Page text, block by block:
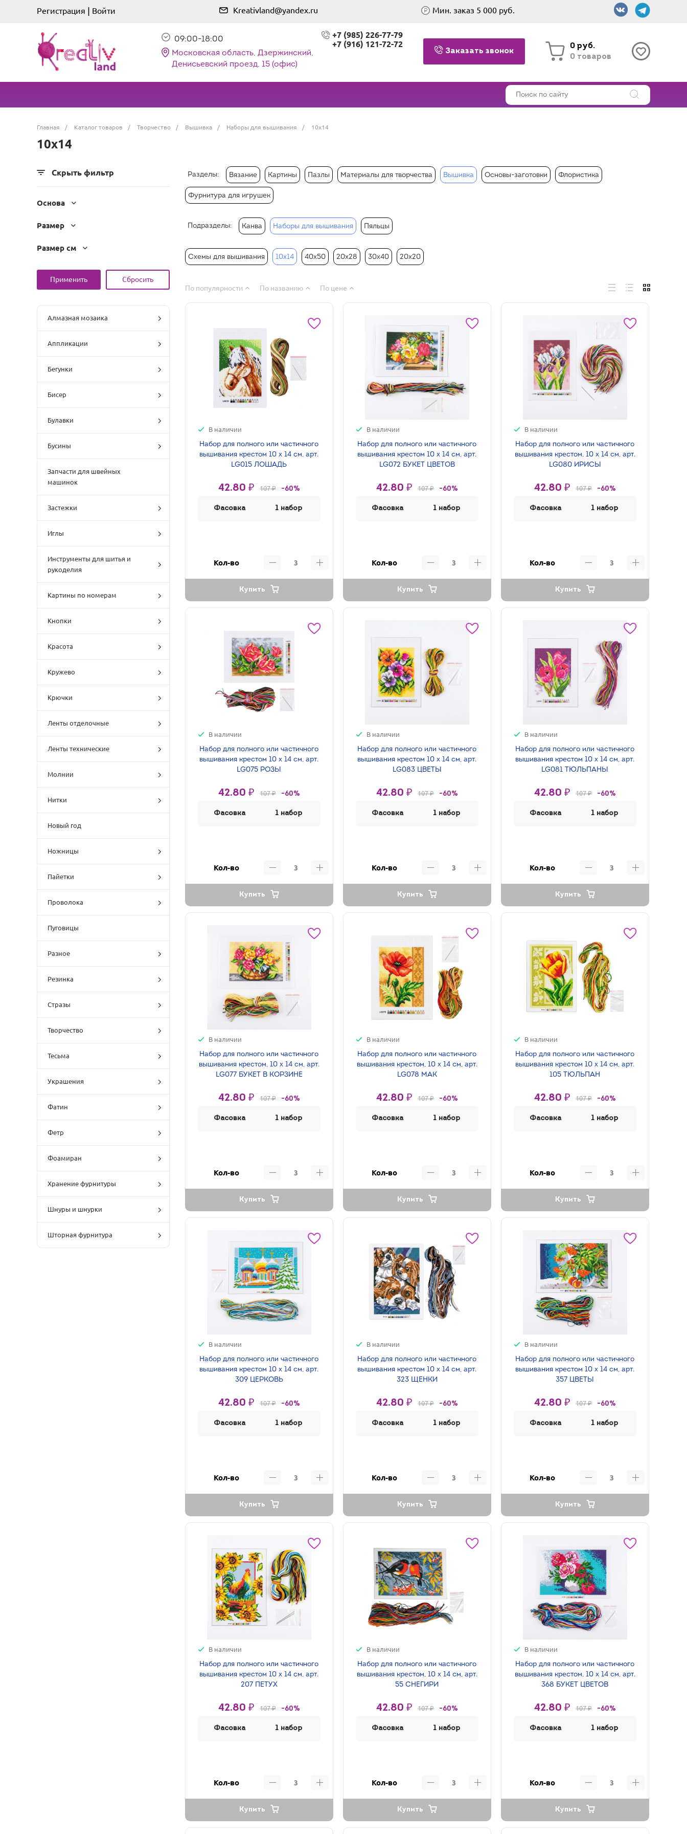
Регистрация | Войти Kreativland@yandex.ru Мин. заказ 5 000 руб.
09:00-18:00
Московская область, Дзержинский,
Денисьевский проезд, 15 (офис)
+7 (985) 226-77-79
+7 (916) 121-72-72
Заказать звонок
0 руб.
0 товаров
Главная / Каталог товаров / Творчество / Вышивка / Наборы для вышивания / 10х14
10х14
Скрыть фильтр
Основа
Размер
Размер см
Алмазная мозаика
Аппликации
Бегунки
Бисер
Булавки
Бусины
Запчасти для швейных
машинок
Застежки
Иглы
Инструменты для шитья и
рукоделия
Картины по номерам
Кнопки
Красота
Кружево
Крючки
Ленты отделочные
Ленты технические
Молнии
Нитки
Новый год
Ножницы
Пайетки
Проволока
Пуговицы
Разное
Резинка
Стразы
Творчество
Тесьма
Украшения
Фатин
Фетр
Фоамиран
Хранение фурнитуры
Шнуры и шнурки
Шторная фурнитура
Разделы: Вязание Картины Пазлы Материалы для творчества Вышивка Основы-заготовки Флористика
Фурнитура для игрушек
Подразделы: Канва Наборы для вышивания Пяльцы
Схемы для вышивания 10х14 40х50 20х28 30х40 20х20
По популярности По названию По цене
В наличии
Набор для полного или частичного
вышивания крестом 10 х 14 см, арт.
LG015 ЛОШАДЬ
42.80 ₽ 107 ₽ -60%
Фасовка 1 набор
Кол-во
Купить
В наличии
Набор для полного или частичного
вышивания крестом 10 х 14 см, арт.
LG072 БУКЕТ ЦВЕТОВ
42.80 ₽ 107 ₽ -60%
Фасовка 1 набор
Кол-во
Купить
В наличии
Набор для полного или частичного
вышивания крестом, 10 х 14 см, арт.
LG080 ИРИСЫ
42.80 ₽ 107 ₽ -60%
Фасовка 1 набор
Кол-во
Купить
В наличии
Набор для полного или частичного
вышивания крестом 10 х 14 см, арт.
LG075 РОЗЫ
42.80 ₽ 107 ₽ -60%
Фасовка 1 набор
Кол-во
Купить
В наличии
Набор для полного или частичного
вышивания крестом 10 х 14 см, арт.
LG083 ЦВЕТЫ
42.80 ₽ 107 ₽ -60%
Фасовка 1 набор
Кол-во
Купить
В наличии
Набор для полного или частичного
вышивания крестом 10 х 14 см, арт.
LG081 ТЮЛЬПАНЫ
42.80 ₽ 107 ₽ -60%
Фасовка 1 набор
Кол-во
Купить
В наличии
Набор для полного или частичного
вышивания крестом, 10 х 14 см, арт.
LG077 БУКЕТ В КОРЗИНЕ
42.80 ₽ 107 ₽ -60%
Фасовка 1 набор
Кол-во
Купить
В наличии
Набор для полного или частичного
вышивания крестом, 10 х 14 см, арт.
LG078 МАК
42.80 ₽ 107 ₽ -60%
Фасовка 1 набор
Кол-во
Купить
В наличии
Набор для полного или частичного
вышивания крестом 10 х 14 см, арт.
105 ТЮЛЬПАН
42.80 ₽ 107 ₽ -60%
Фасовка 1 набор
Кол-во
Купить
В наличии
Набор для полного или частичного
вышивания крестом 10 х 14 см, арт.
309 ЦЕРКОВЬ
42.80 ₽ 107 ₽ -60%
Фасовка 1 набор
Кол-во
Купить
В наличии
Набор для полного или частичного
вышивания крестом 10 х 14 см, арт.
323 ЩЕНКИ
42.80 ₽ 107 ₽ -60%
Фасовка 1 набор
Кол-во
Купить
В наличии
Набор для полного или частичного
вышивания крестом 10 х 14 см, арт.
357 ЦВЕТЫ
42.80 ₽ 107 ₽ -60%
Фасовка 1 набор
Кол-во
Купить
В наличии
Набор для полного или частичного
вышивания крестом 10 х 14 см, арт.
207 ПЕТУХ
42.80 ₽ 107 ₽ -60%
Фасовка 1 набор
Кол-во
Купить
В наличии
Набор для полного или частичного
вышивания крестом, 10 х 14 см, арт.
55 СНЕГИРИ
42.80 ₽ 107 ₽ -60%
Фасовка 1 набор
Кол-во
Купить
В наличии
Набор для полного или частичного
вышивания крестом, 10 х 14 см, арт.
368 БУКЕТ ЦВЕТОВ
42.80 ₽ 107 ₽ -60%
Фасовка 1 набор
Кол-во
Купить